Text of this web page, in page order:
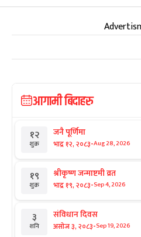
आगामी बिदाहरु
१२
शुक्र
जनै पूर्णिमा
भाद्र १२, २०८३-Aug 28, 2026
१९
शुक्र
श्रीकृष्ण जन्माष्टमी व्रत
भाद्र १९, २०८३-Sep 4, 2026
३
शनि
संविधान दिवस
असोज ३, २०८३-Sep 19, 2026